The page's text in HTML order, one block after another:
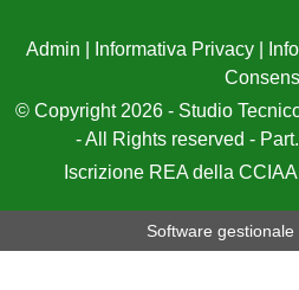
Admin Informativa Privacy|
© Copyright 2026 - Studio
- All Rights reserved -
Iscrizione REA della
Software